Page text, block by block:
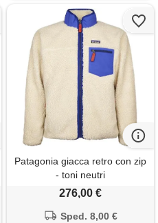
Patagonia giacca retro con zip
- toni neutri
276,00 €
Sped. 8,00 €